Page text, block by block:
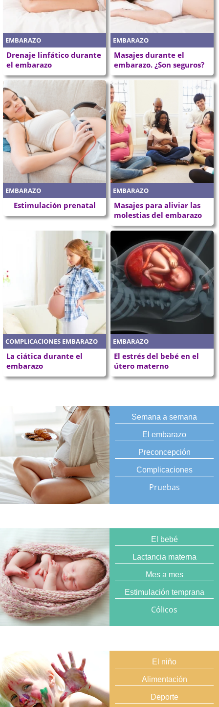
EMBARAZO
Drenaje linfático durante
el embarazo
EMBARAZO
Masajes durante el
embarazo. ¿Son seguros?
EMBARAZO
Estimulación prenatal
EMBARAZO
Masajes para aliviar las
molestias del embarazo
COMPLICACIONES EMBARAZO
La ciática durante el
embarazo
EMBARAZO
El estrés del bebé en el
útero materno
Semana a semana
El embarazo
Preconcepción
Complicaciones
Pruebas
El bebé
Lactancia materna
Mes a mes
Estimulación temprana
Cólicos
El niño
Alimentación
Deporte